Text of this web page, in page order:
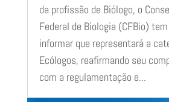
da profissão de Biólogo, o
Federal de Biologia (CFBio)
informar que representará a
Ecólogos, reafirmando seu
com a regulamentação e...